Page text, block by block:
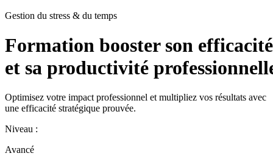
Gestion du stress & du temps
Formation booster son efficacité
et sa productivité
Optimisez votre impact professionnel et multipliez vos résultats avec
une efficacité stratégique prouvée.
Niveau :
Avancé